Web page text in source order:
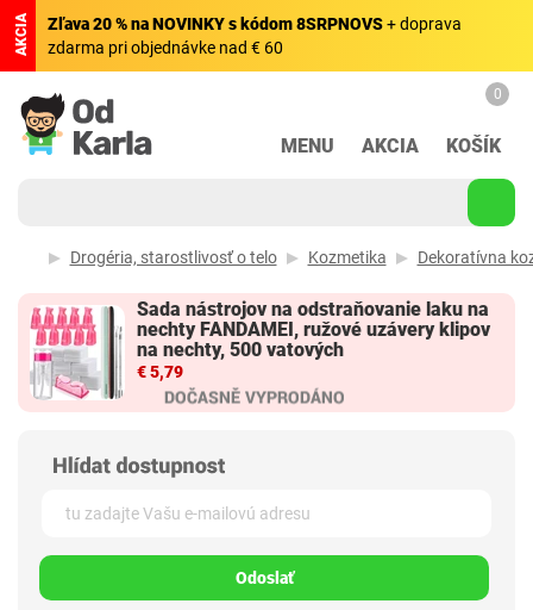
AKCIA Zľava 20 % na NOVINKY s kódom 8SRPNOVS+ doprava
zdarma pri objednávke nad € 60
MENU AKCIA
0
KOŠÍK
Drogéria, starostlivosť o telo Kozmetika Dekoratívna
Sada nástrojov na odstraňovanie laku na
nechty FANDAMEI, ružové uzávery klipov
na nechty, 500 vatových
€ 5,79
Odoslať